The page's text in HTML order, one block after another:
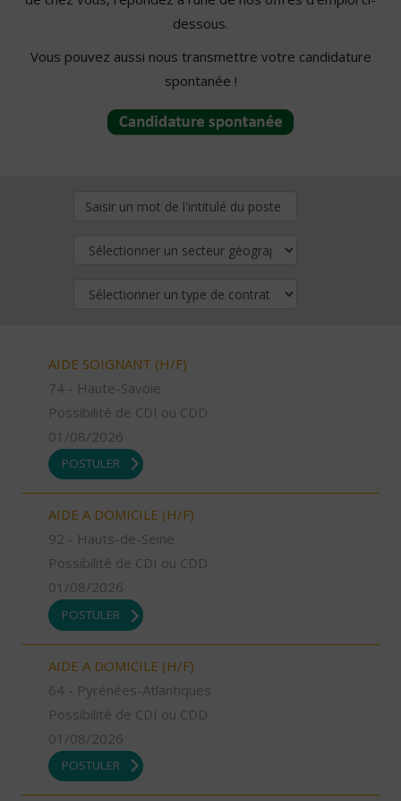
dessous.
Vous pouvez aussi nous transmettre votre candidature
spontanée !
AIDE SOIGNANT (H/F)
74 - Haute-Savoie
Possibilité de CDI ou CDD
01/08/2026
POSTULER
AIDE A DOMICILE (H/F)
92 - Hauts-de-Seine
Possibilité de CDI ou CDD
01/08/2026
POSTULER
AIDE A DOMICILE (H/F)
64 - Pyrénées-Atlantiques
Possibilité de CDI ou CDD
01/08/2026
POSTULER